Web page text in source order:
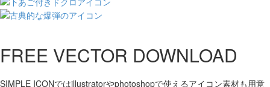
FREE VECTOR DOWNLOAD
SIMPLE ICONではillustratorやphotoshopで使えるアイコン素材も用意